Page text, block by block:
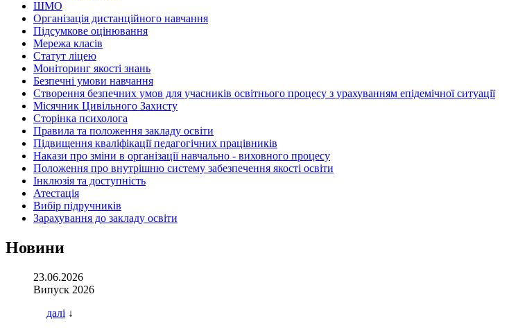
ШМО
Організація дистанційного навчання
Підсумкове оцінювання
Мережа класів
Статут ліцею
Моніторинг якості знань
Безпечні умови навчання
Створення безпечних умов для учасників освітнього процесу з урахуванням епідемічної ситуації
Місячник Цивільного Захисту
Сторінка психолога
Правила та положення закладу освіти
Підвищення кваліфікації педагогічних працівників
Накази про зміни в організації навчально - виховного процесу
Положення про внутрішню систему забезпечення якості освіти
Інклюзія та доступність
Атестація
Вибір підручників
Зарахування до закладу освіти
Новини
23.06.2026
Випуск 2026
далі ↓